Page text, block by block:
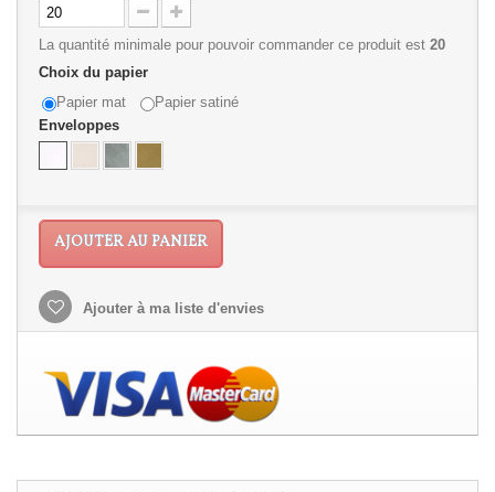
La quantité minimale pour pouvoir commander ce produit est 20
Choix du papier
Papier mat
Papier satiné
Enveloppes
AJOUTER AU PANIER
Ajouter à ma liste d'envies